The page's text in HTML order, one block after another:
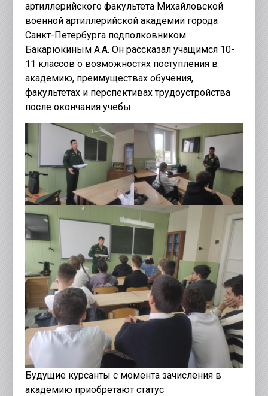
артиллерийского факультета Михайловской
военной артиллерийской академии города
Санкт-Петербурга подполковником
Бакарюкиным А.А. Он рассказал учащимся 10-
11 классов о возможностях поступления в
академию, преимуществах обучения,
факультетах и перспективах трудоустройства
после окончания учебы.
Будущие курсанты с момента зачисления в
академию приобретают статус